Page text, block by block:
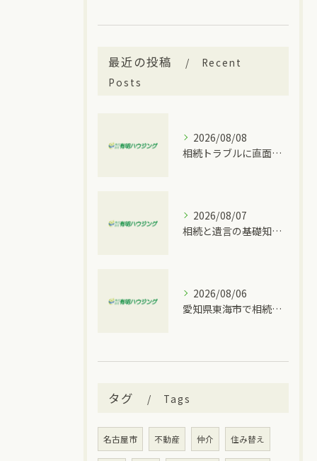
最近の投稿
Recent
Posts
2026/08/08
相続トラブルに直面したとき家族内で揉めやすいパターンと愛知県豊明市で行える対策
2026/08/07
相続と遺言の基礎知識を大府市の実情に合わせて分かりやすく解説
2026/08/06
愛知県東海市で相続トラブルが発生した時に取るべき具体的な手順と窓口比較
タグ Tags
名古屋市 不動産 仲介 住み替え